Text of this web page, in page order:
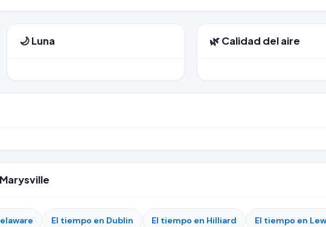
🌙 Luna 🌿 Calidad del aire
El tiempo en Dublin El tiempo en Hilliard El tiempo en